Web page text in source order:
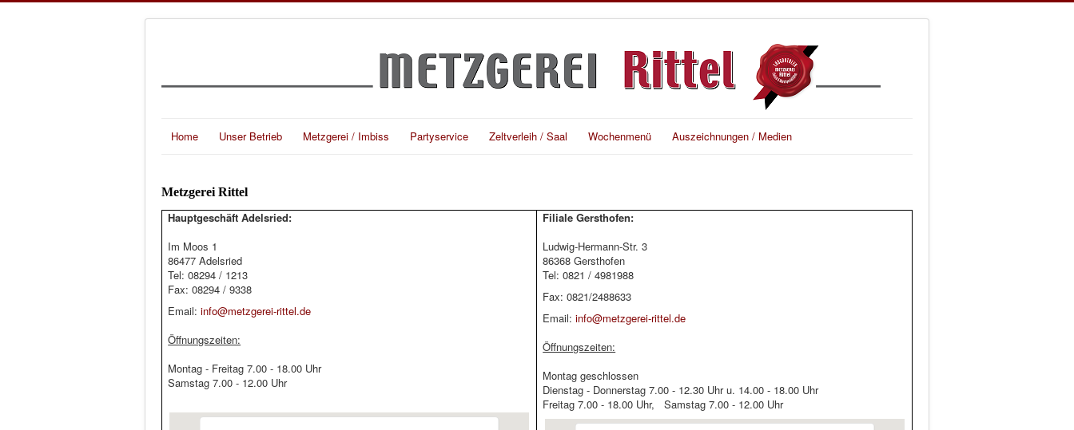
Home Unser Betrieb Metzgerei / Imbiss Partyservice Zeltverleih / Saal Wochenmenü Auszeichnungen / Medien
Metzgerei Rittel
Hauptgeschäft Adelsried:
Im Moos 1
86477 Adelsried
Tel: 08294 / 1213
Fax: 08294 / 9338
Email:info@metzgerei-rittel.de
Öffnungszeiten:
Montag - Freitag 7.00 - 18.00 Uhr
Samstag 7.00 - 12.00 Uhr
Filiale Gersthofen:
Ludwig-Hermann-Str. 3
86368 Gersthofen
Tel: 0821 / 4981988
Fax: 0821/2488633
Email:info@metzgerei-rittel.de
Öffnungszeiten:
Montag geschlossen
Dienstag - Donnerstag 7.00 - 12.30 Uhr u. 14.00 - 18.00 Uhr
Freitag 7.00 - 18.00 Uhr, Samstag 7.00 - 12.00 Uhr